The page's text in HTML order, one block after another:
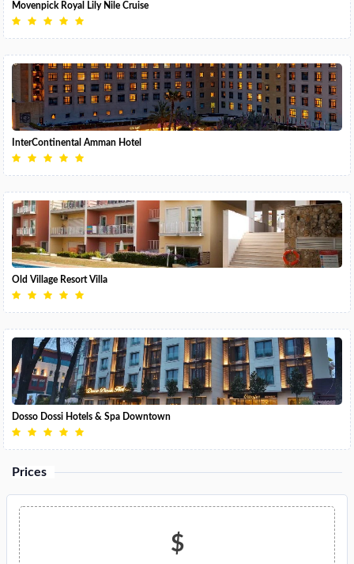
Movenpick Royal Lily Nile Cruise
InterContinental Amman Hotel
Old Village Resort Villa
Dosso Dossi Hotels & Spa Downtown
Prices
$